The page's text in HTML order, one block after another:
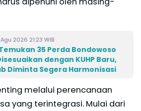
2026 21:23 WIB
35 Perda Bondowoso
dengan KUHP Baru,
Diminta Segera Harmonisasi
melalui perencanaan
yang terintegrasi. Mulai dari